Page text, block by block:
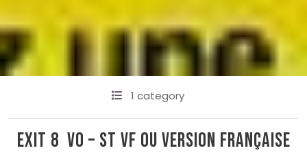
1 category
Exit 8 VO – ST VF ou version française